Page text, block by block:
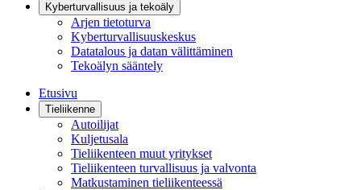
Kyberturvallisuus ja tekoäly
Arjen tietoturva
Kyberturvallisuuskeskus
Datatalous ja datan välittäminen
Tekoälyn sääntely
Etusivu
Tieliikenne
Autoilijat
Kuljetusala
Tieliikenteen muut yritykset
Tieliikenteen turvallisuus ja valvonta
Matkustaminen tieliikenteessä